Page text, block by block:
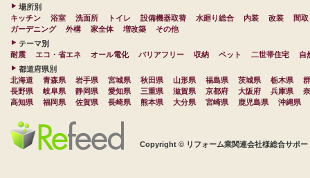
場所別
キッチン
浴室 洗面所 トイレ 設備機器取替 水廻り総合 内装 改装
間
ガーデニング
外構 家全体 増改築
その他
テーマ別
耐震
エコ・省エネ オール電化 バリアフリー 収納 ペット 二世帯住宅
自
都道府県別
北海道
青森県 岩手県 宮城県 秋田県 山形県 福島県 茨城県 栃木県
長野県
岐阜県 静岡県 愛知県 三重県 滋賀県 京都府 大阪府 兵庫県
高知県
福岡県 佐賀県 長崎県 熊本県 大分県 宮崎県 鹿児島県 沖縄県
Copyright © リフォーム業関連会社様総合サポ